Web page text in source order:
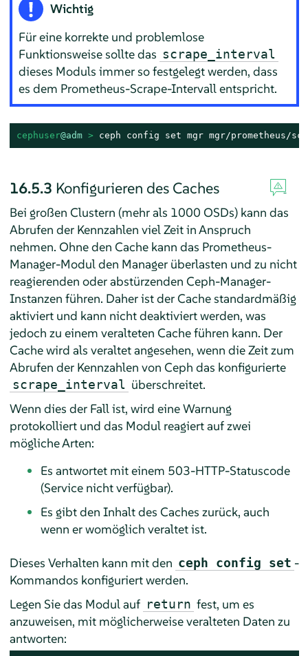
Wichtig
Für eine korrekte und problemlose
Funktionsweise sollte das scrape_interval
dieses Moduls immer so festgelegt werden, dass
es dem Prometheus-Scrape-Intervall entspricht.
cephuser@adm > ceph config set mgr mgr/prometheus/
16.5.3 Konfigurieren des Caches
Bei großen Clustern (mehr als 1000 OSDs) kann das
Abrufen der Kennzahlen viel Zeit in Anspruch
nehmen. Ohne den Cache kann das Prometheus-
Manager-Modul den Manager überlasten und zu nicht
reagierenden oder abstürzenden Ceph-Manager-
Instanzen führen. Daher ist der Cache standardmäßig
aktiviert und kann nicht deaktiviert werden, was
jedoch zu einem veralteten Cache führen kann. Der
Cache wird als veraltet angesehen, wenn die Zeit zum
Abrufen der Kennzahlen von Ceph das konfigurierte
scrape_interval überschreitet.
Wenn dies der Fall ist, wird eine Warnung
protokolliert und das Modul reagiert auf zwei
mögliche Arten:
Es antwortet mit einem 503-HTTP-Statuscode
(Service nicht verfügbar).
Es gibt den Inhalt des Caches zurück, auch
wenn er womöglich veraltet ist.
Dieses Verhalten kann mit den ceph config set -
Kommandos konfiguriert werden.
Legen Sie das Modul auf return fest, um es
anzuweisen, mit möglicherweise veralteten Daten zu
antworten: